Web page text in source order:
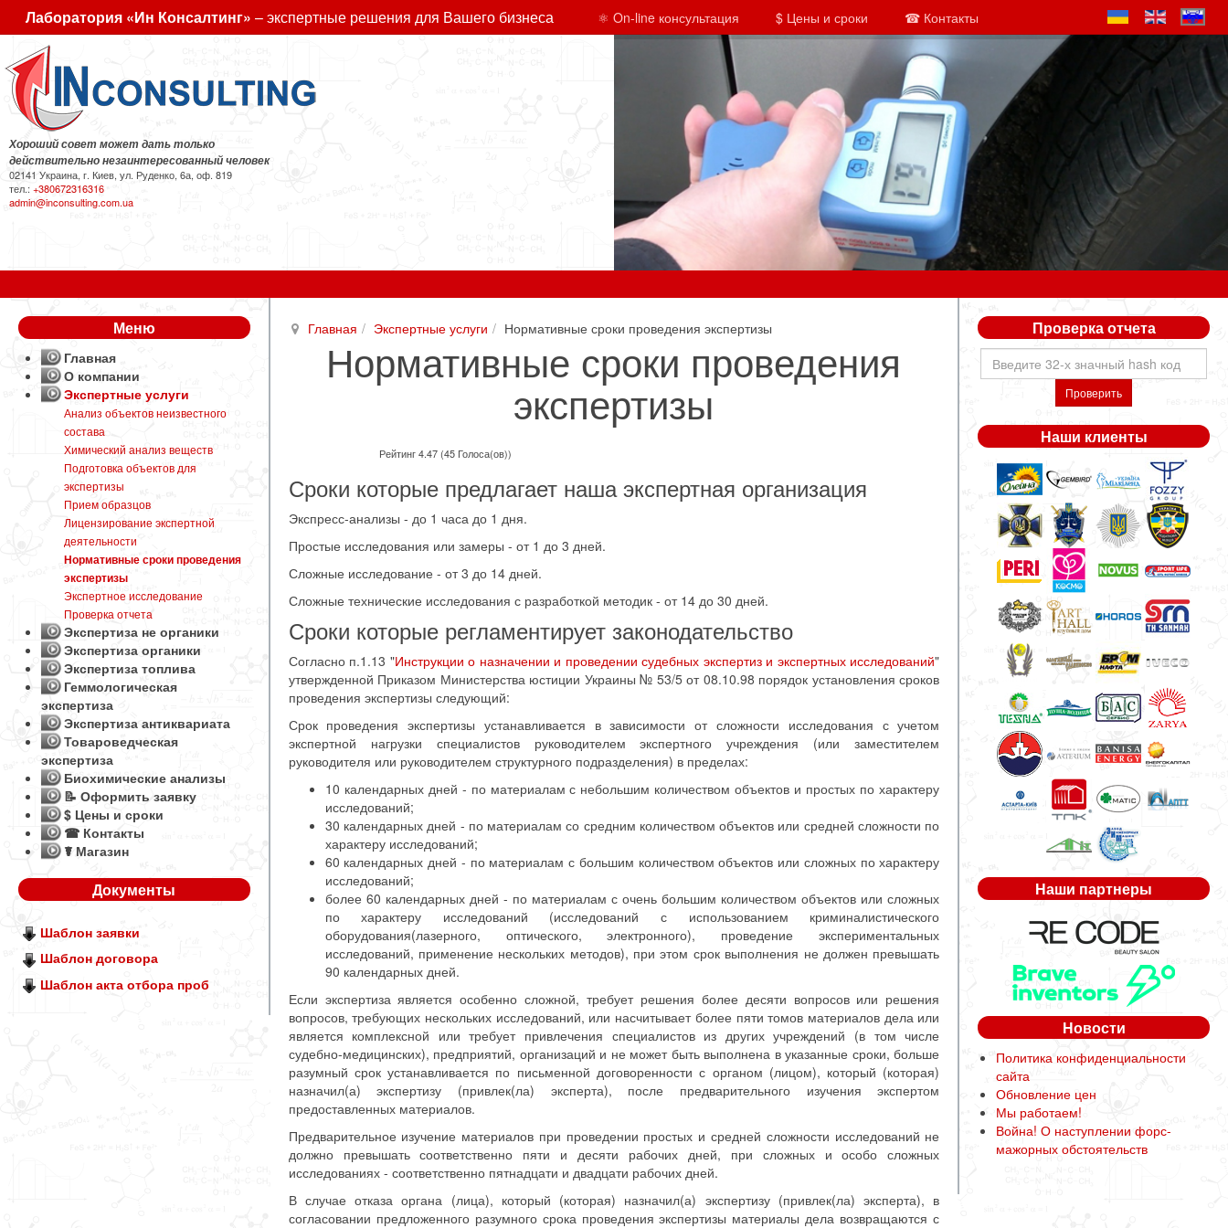
Лаборатория «Ин Консалтинг» – экспертные решения для Вашего бизнеса ⚛ On-line консультация $ Цены и сроки ☎ Контакты
Хороший совет может дать только
действительно незаинтересованный человек
02141 Украина, г. Киев, ул. Руденко, 6а, оф. 819
тел.:+380672316316
admin@inconsulting.com.ua
Главная Экспертные услуги Нормативные сроки проведения экспертизы
Нормативные сроки проведения
экспертизы
Рейтинг 4.47 (45 Голоса(ов))
Сроки которые предлагает наша экспертная организация
Экспресс-анализы - до 1 часа до 1 дня.
Простые исследования или замеры - от 1 до 3 дней.
Сложные исследование - от 3 до 14 дней.
Сложные технические исследования с разработкой методик - от 14 до 30 дней.
Сроки которые регламентирует законодательство
Согласно п.1.13 "Инструкции о назначении и проведении судебных экспертиз и экспертных исследований"
утвержденной Приказом Министерства юстиции Украины № 53/5 от 08.10.98 порядок установления сроков
проведения экспертизы следующий:
Срок проведения экспертизы устанавливается в зависимости от сложности исследования с учетом
экспертной нагрузки специалистов руководителем экспертного учреждения (или заместителем
руководителя или руководителем структурного подразделения) в пределах:
10 календарных дней - по материалам с небольшим количеством объектов и простых по характеру
исследований;
30 календарных дней - по материалам со средним количеством объектов или средней сложности по
характеру исследований;
60 календарных дней - по материалам с большим количеством объектов или сложных по характеру
исследований;
более 60 календарных дней - по материалам с очень большим количеством объектов или сложных
по характеру исследований (исследований с использованием криминалистического
оборудования(лазерного, оптического, электронного), проведение экспериментальных
исследований, применение нескольких методов), при этом срок выполнения не должен превышать
90 календарных дней.
Если экспертиза является особенно сложной, требует решения более десяти вопросов или решения
вопросов, требующих нескольких исследований, или насчитывает более пяти томов материалов дела или
является комплексной или требует привлечения специалистов из других учреждений (в том числе
судебно-медицинских), предприятий, организаций и не может быть выполнена в указанные сроки, больше
разумный срок устанавливается по письменной договоренности с органом (лицом), который (которая)
назначил(а) экспертизу (привлек(ла) эксперта), после предварительного изучения экспертом
предоставленных материалов.
Предварительное изучение материалов при проведении простых и средней сложности исследований не
должно превышать соответственно пяти и десяти рабочих дней, при сложных и особо сложных
исследованиях - соответственно пятнадцати и двадцати рабочих дней.
В случае отказа органа (лица), который (которая) назначил(а) экспертизу (привлек(ла) эксперта), в
согласовании предложенного разумного срока проведения экспертизы материалы дела возвращаются с
Меню
Главная
О компании
Экспертные услуги
Анализ объектов неизвестного
состава
Химический анализ веществ
Подготовка объектов для
экспертизы
Прием образцов
Лицензирование экспертной
деятельности
Нормативные сроки проведения
экспертизы
Экспертное исследование
Проверка отчета
Экспертиза не органики
Экспертиза органики
Экспертиза топлива
Геммологическая
экспертиза
Экспертиза антиквариата
Товароведческая
экспертиза
Биохимические анализы
📝 Оформить заявку
$ Цены и сроки
☎ Контакты
☤ Магазин
Документы
Шаблон заявки
Шаблон договора
Шаблон акта отбора проб
Проверка отчета
Проверить
Наши клиенты
Наши партнеры
Новости
Политика конфиденциальности
сайта
Обновление цен
Мы работаем!
Война! О наступлении форс-
мажорных обстоятельств